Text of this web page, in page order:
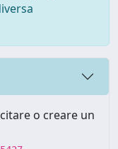
o creare un